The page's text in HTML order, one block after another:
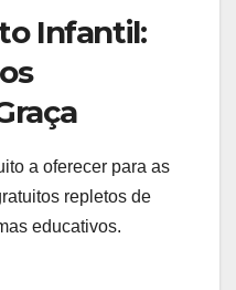
Infantil:
a oferecer para as
repletos de
educativos.